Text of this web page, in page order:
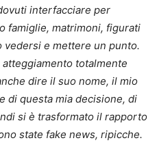
interfacciare per
famiglie, matrimoni, figurati
e mettere un punto.
totalmente
dire il suo nome, il mio
di questa mia decisione, di
si è trasformato il rapporto
state fake news, ripicche.